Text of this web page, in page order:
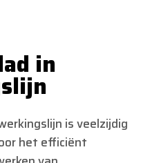
in
is veelzijdig
het efficiënt